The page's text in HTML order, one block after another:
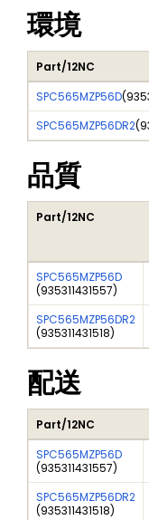
環境
Part/12NC
SPC565MZP56D(
SPC565MZP56DR2(
品質
Part/12NC
SPC565MZP56D
(935311431557)
SPC565MZP56DR2
(935311431518)
配送
Part/12NC
SPC565MZP56D
(935311431557)
SPC565MZP56DR2
(935311431518)